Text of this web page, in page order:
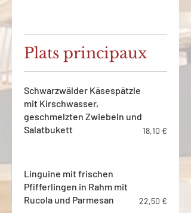
Plats principaux
Schwarzwälder Käsespätzle
mit Kirschwasser,
geschmelzten Zwiebeln und
Salatbukett
18,10 €
Linguine mit frischen
Pfifferlingen in Rahm mit
Rucola und Parmesan
22,50 €